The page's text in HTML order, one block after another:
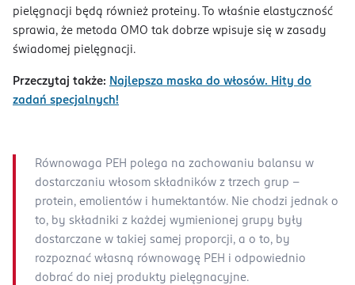
pielęgnacji będą również proteiny. To właśnie elastyczność
sprawia, że metoda OMO tak dobrze wpisuje się w zasady
świadomej pielęgnacji.
Przeczytaj także: Najlepsza maska do włosów. Hity do
zadań specjalnych!
Równowaga PEH polega na zachowaniu balansu w
dostarczaniu włosom składników z trzech grup –
protein, emolientów i humektantów. Nie chodzi jednak o
to, by składniki z każdej wymienionej grupy były
dostarczane w takiej samej proporcji, a o to, by
rozpoznać własną równowagę PEH i odpowiednio
dobrać do niej produkty pielęgnacyjne.